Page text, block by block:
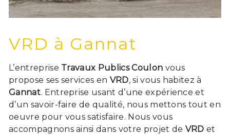
VRD à Gannat
L’entreprise Travaux Publics Coulon vous
propose ses services en VRD, si vous habitez à
Gannat. Entreprise usant d’une expérience et
d’un savoir-faire de qualité, nous mettons tout en
oeuvre pour vous satisfaire. Nous vous
accompagnons ainsi dans votre projet de VRD et